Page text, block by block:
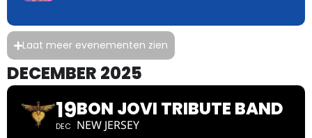
Laat meer evenementen zien
DECEMBER 2025
19
DEC
BON JOVI TRIBUTE BAND
NEW JERSEY